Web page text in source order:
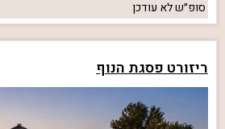
סופ״שלא עודכן
ריזורט פסגת הנוף